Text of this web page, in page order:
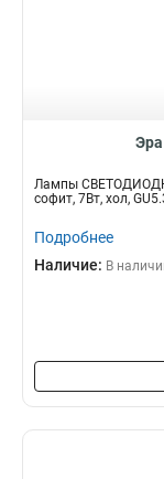
Эра
Лампы
софит, 7Вт, хол,
Подробнее
Наличие: В